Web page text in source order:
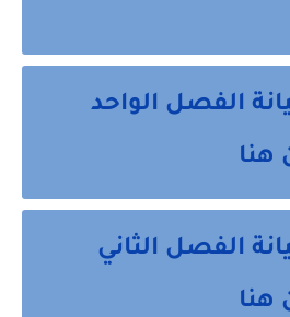
الفصل الواحد
هنا
الفصل الثاني
هنا